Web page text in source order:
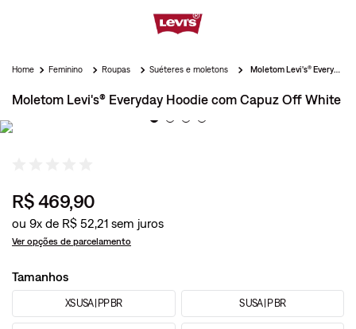
Feminino Roupas Suéteres e moletons Moletom Levi's® Everyday Hoodie com Capuz Off White
Moletom Levi's® Everyday Hoodie com Capuz Off White
R$469,90
ou 9x de R$ 52,21
Ver opções de parcelamento
Tamanhos
XS USA | PP BR S USA | P BR